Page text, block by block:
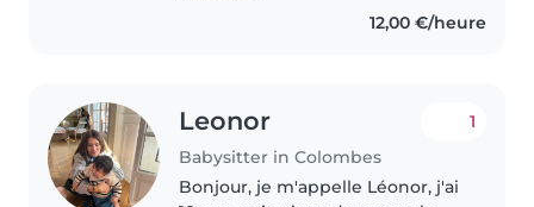
12,00 €/heure
Leonor
Babysitter in Colombes
1
Bonjour, je m'appelle Léonor, j'ai